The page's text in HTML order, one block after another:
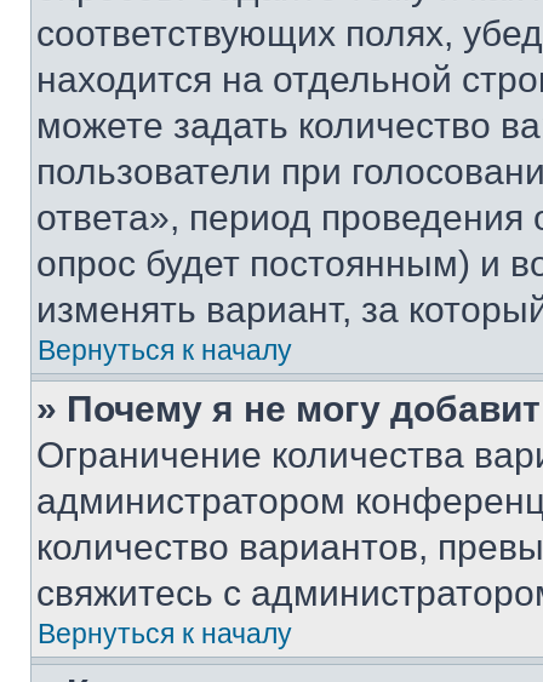
соответствующих полях,
находится на отдельной
можете задать количество
пользователи при
ответа», период проведения
опрос будет постоянным) и
изменять вариант, за
Вернуться к началу
» Почему я не могу
Ограничение количества
администратором
количество вариантов,
свяжитесь с
Вернуться к началу